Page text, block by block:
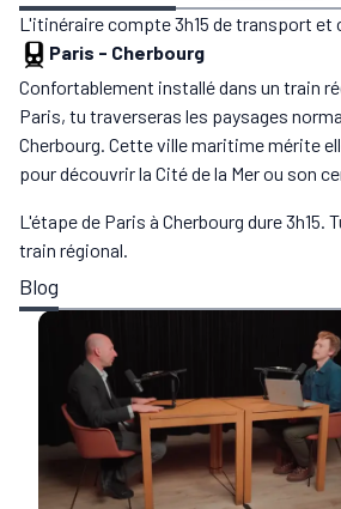
L'itinéraire compte 3h15 de transport et
Paris - Cherbourg
Confortablement installé dans un train
Paris, tu traverseras les paysages
Cherbourg. Cette ville maritime mérite
pour découvrir la Cité de la Mer ou son
L'étape de Paris à Cherbourg dure 3h15.
train régional.
Blog